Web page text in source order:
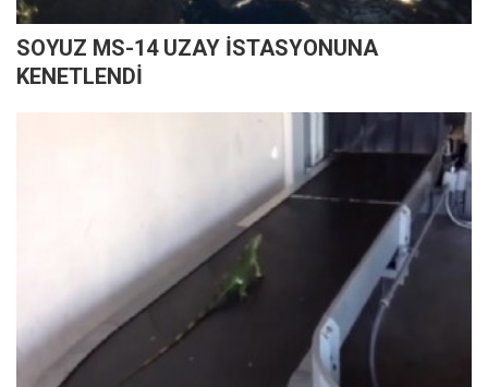
SOYUZ MS-14 UZAY İSTASYONUNA
KENETLENDİ